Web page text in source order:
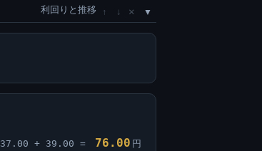
利回りと推移 ↑ ↓ ×
37.00 + 39.00 = 76.00 円